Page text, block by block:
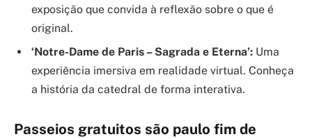
exposição que convida à reflexão sobre o que é
original.
‘Notre-Dame de Paris – Sagrada e Eterna’: Uma
experiência imersiva em realidade virtual. Conheça
a história da catedral de forma interativa.
Passeios gratuitos são paulo fim de